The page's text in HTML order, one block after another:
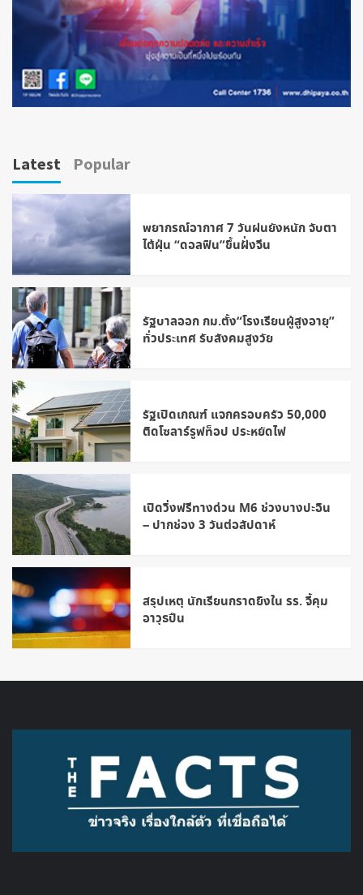
Latest Popular
พยากรณ์อากาศ 7 วันฝนยังหนัก จับตา
ไต้ฝุ่น “ดอลฟิน”ขึ้นฝั่งจีน
รัฐบาลออก กม.ตั้ง“โรงเรียนผู้สูงอายุ”
ทั่วประเทศ รับสังคมสูงวัย
รัฐเปิดเกณฑ์ แจกครอบครัว 50,000
ติดโซลาร์รูฟท็อป ประหยัดไฟ
เปิดวิ่งฟรีทางด่วน M6 ช่วงบางปะอิน
– ปากช่อง 3 วันต่อสัปดาห์
สรุปเหตุ นักเรียนกราดยิงใน รร. จี้คุม
อาวุธปืน